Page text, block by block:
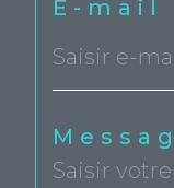
E-mail